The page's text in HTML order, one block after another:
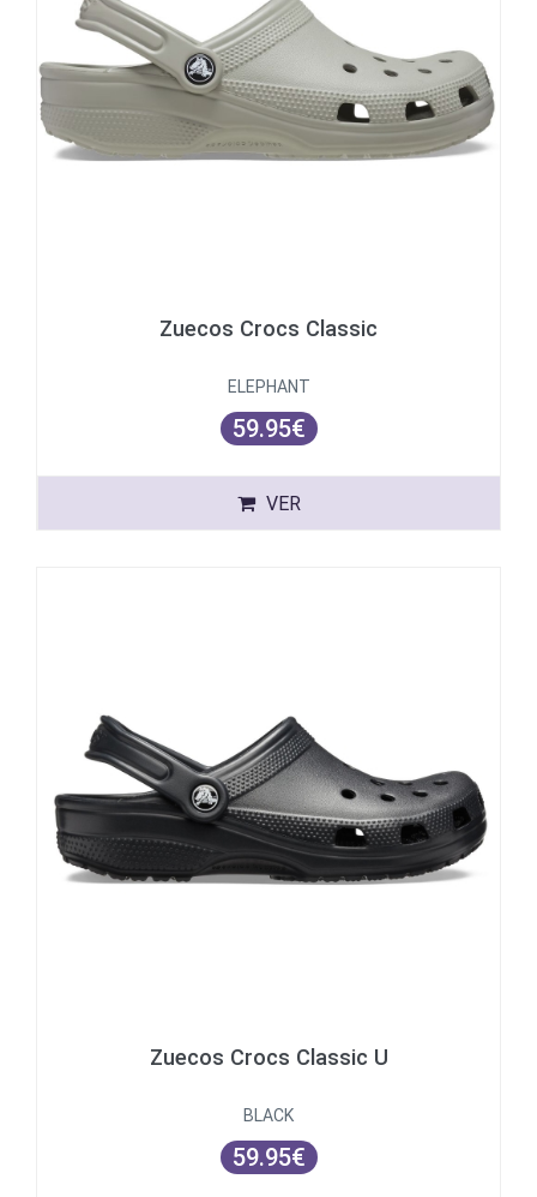
Zuecos Crocs Classic
ELEPHANT
59.95€
VER
Zuecos Crocs Classic U
BLACK
59.95€